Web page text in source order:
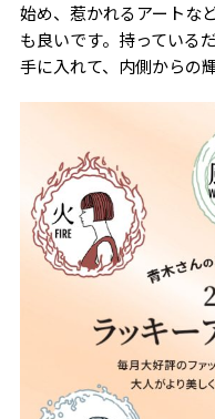
始め、惹かれるアートな
も良いです。持っている
手に入れて、内側からの